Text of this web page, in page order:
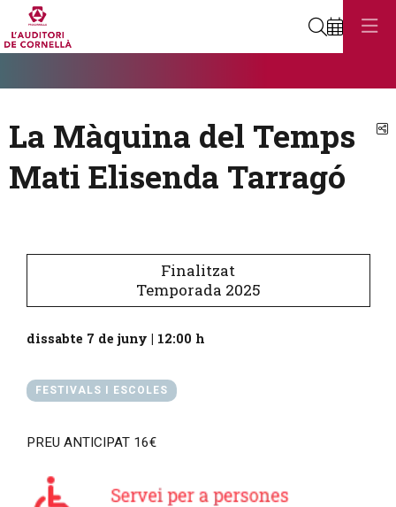
Cerca
La Màquina del Temps
Mati Elisenda Tarragó
Finalitzat
Temporada 2025
dissabte 7 de juny | 12:00 h
FESTIVALS I ESCOLES
PREU ANTICIPAT 16€